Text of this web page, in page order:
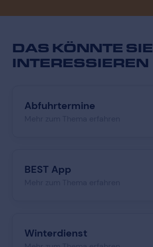
DAS KÖNNTE SIE
INTERESSIEREN
Abfuhrtermine
BEST App
Winterdienst